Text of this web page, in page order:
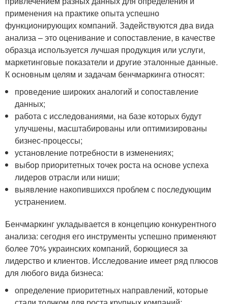
применения на практике опыта успешно
функционирующих компаний. Задействуются два вида
анализа – это оценивание и сопоставление, в качестве
образца используется лучшая продукция или услуги,
маркетинговые показатели и другие эталонные данные.
К основным целям и задачам бенчмаркинга относят:
проведение широких аналогий и сопоставление
данных;
работа с исследованиями, на базе которых будут
улучшены, масштабированы или оптимизированы
бизнес-процессы;
установление потребности в изменениях;
выбор приоритетных точек роста на основе успеха
лидеров отрасли или ниши;
выявление накопившихся проблем с последующим
устранением.
Бенчмаркинг укладывается в концепцию конкурентного
анализа: сегодня его инструменты успешно применяют
более 70% украинских компаний, борющиеся за
лидерство и клиентов. Исследование имеет ряд плюсов
для любого вида бизнеса:
определение приоритетных направлений, которые